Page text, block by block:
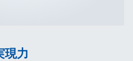
現力